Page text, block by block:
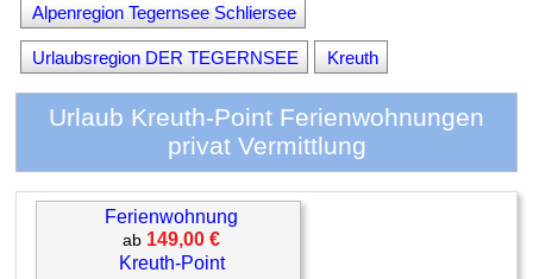
Alpenregion Tegernsee Schliersee
Urlaubsregion DER TEGERNSEE Kreuth
Urlaub Kreuth-Point Ferienwohnungen
privat Vermittlung
Ferienwohnung
ab 149,00 €
Kreuth-Point